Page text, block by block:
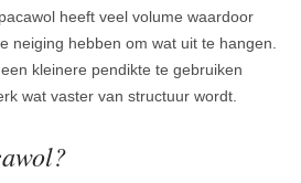
heeft veel volume waardoor
neiging hebben om wat uit te hangen.
kleinere pendikte te gebruiken
wat vaster van structuur wordt.